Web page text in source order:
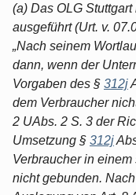
(a) Das OLG
ausgeführt (Urt. v.
„Nach seinem
dann, wenn der
Vorgaben des § 312j
dem Verbraucher
2 UAbs. 2 S. 3 der
Umsetzung § 312j
Verbraucher in
nicht gebunden.